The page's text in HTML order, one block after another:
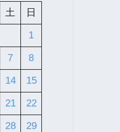
土 日
1
7 8
14 15
21 22
28 29